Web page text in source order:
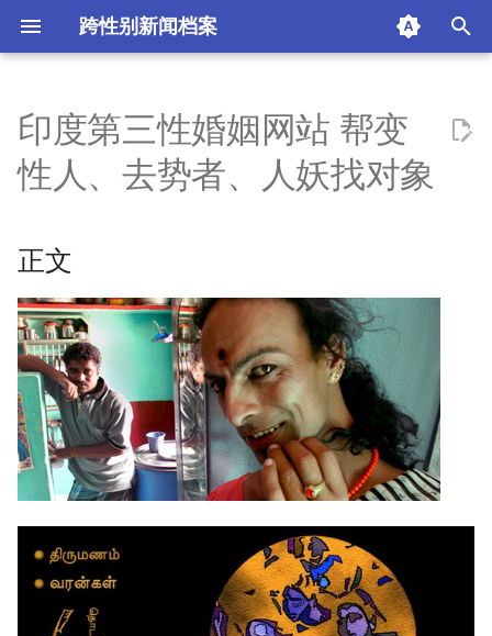
跨性别新闻档案
n
a
l
i
z
i
n
正文
附加信息 [Processed Page
印度第三性婚姻网站 帮变
性人、去势者、人妖找对象
正文